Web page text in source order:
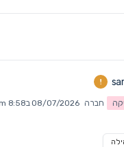
חברה 08/07/2026 ב8:58 am